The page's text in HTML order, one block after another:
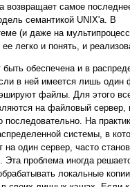
возвращает самое
семантикой UNIX'а. В
(и даже на
легко и понять, и
обеспечена и в
в ней имеется лишь один
файлы. Для этого
на файловый сервер,
последовательно. На
системы, в
один сервер, часто
Эта проблема иногда
локальные